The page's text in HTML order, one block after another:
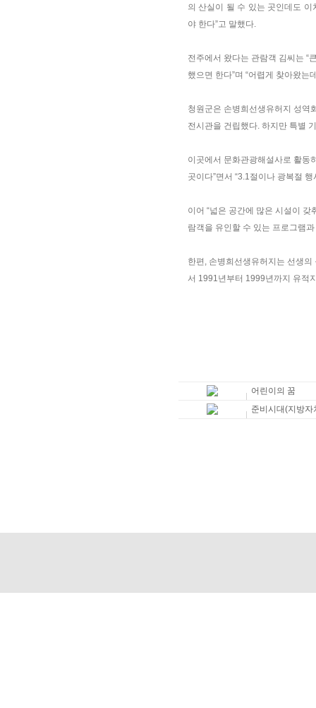
의 산실이 될 수 있는 곳인데도
야 한다”고 말했다.
전주에서 왔다는 관람객 김씨는 “
했으면 한다”며 “어렵게 찾아왔
청원군은 손병희선생유허지 성역
전시관을 건립했다. 하지만 특별
이곳에서 문화관광해설사로 활동
곳이다”면서 “3.1절이나 광복절
이어 “넓은 공간에 많은 시설이
람객을 유인할 수 있는 프로그램
한편, 손병희선생유허지는 선생
서 1991년부터 1999년까지 유적
어린이의 꿈
준비시대(지방자